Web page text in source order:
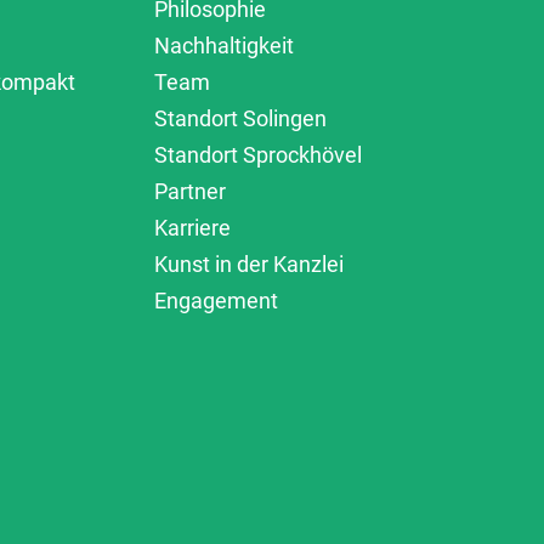
Philosophie
Nachhaltigkeit
Team
Standort Solingen
Standort Sprockhövel
Partner
Karriere
Kunst in der Kanzlei
Engagement